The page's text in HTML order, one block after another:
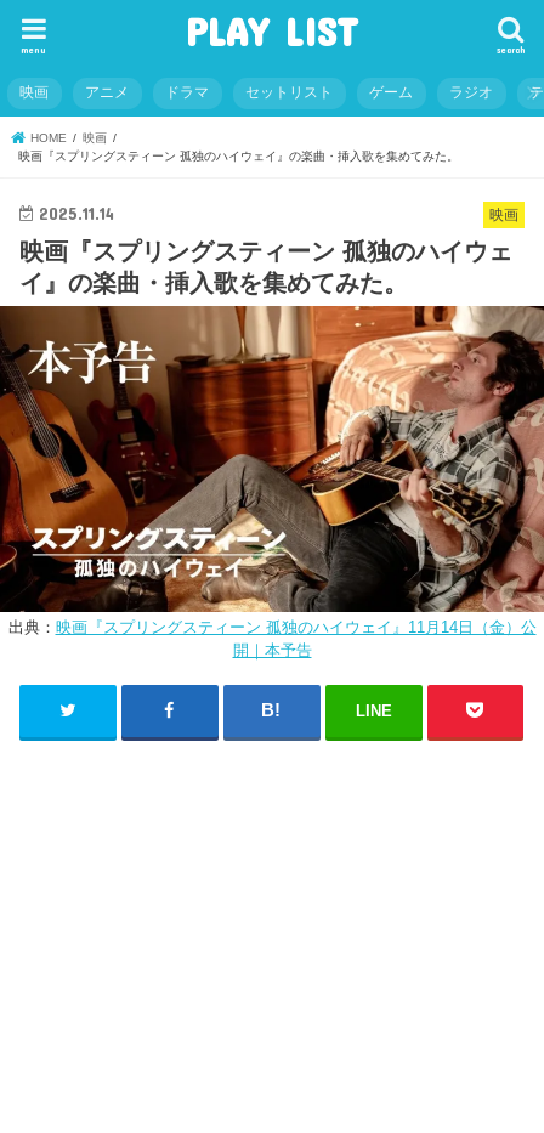
PLAY LIST search
menu
映画 アニメ ドラマ セットリスト ゲーム ラジオ
HOME
映画
映画『スプリングスティーン 孤独のハイウェイ』の楽曲・挿入歌を集めてみた。
映画
2025.11.14
映画『スプリングスティーン 孤独のハイウェ
イ』の楽曲・挿入歌を集めてみた。
出典： 映画『スプリングスティーン 孤独のハイウェイ』11月14日（金）公
開｜本予告
LINE